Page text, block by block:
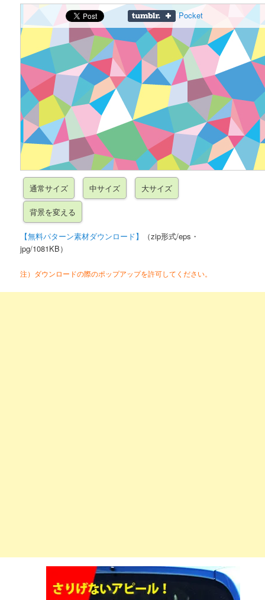
Pocket
【無料パターン素材ダウンロード】
（zip形式/eps・
jpg/1081KB）
注）ダウンロードの際のポップアップを許可してください。